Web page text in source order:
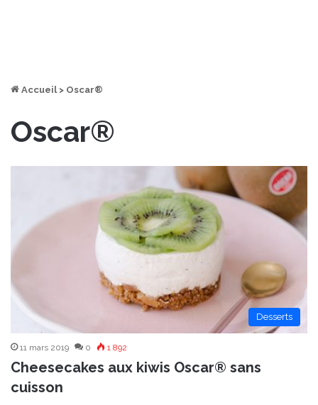
Accueil > Oscar®
Oscar®
Desserts
11 mars 2019 0 1 892
Cheesecakes aux kiwis Oscar® sans
cuisson